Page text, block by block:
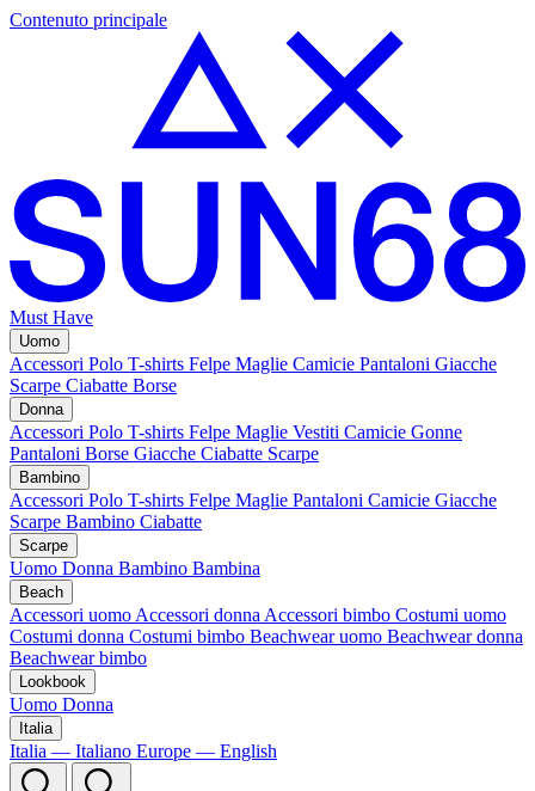
Contenuto principale
Must Have
Uomo
Accessori Polo T-shirts Felpe Maglie Camicie Pantaloni Giacche
Scarpe Ciabatte Borse
Donna
Accessori Polo T-shirts Felpe Maglie Vestiti Camicie Gonne
Pantaloni Borse Giacche Ciabatte Scarpe
Bambino
Accessori Polo T-shirts Felpe Maglie Pantaloni Camicie Giacche
Scarpe Bambino Ciabatte
Scarpe
Uomo Donna Bambino Bambina
Beach
Accessori uomo Accessori donna Accessori bimbo Costumi uomo
Costumi donna Costumi bimbo Beachwear uomo Beachwear donna
Beachwear bimbo
Lookbook
Uomo Donna
Italia
Italia — Italiano Europe — English